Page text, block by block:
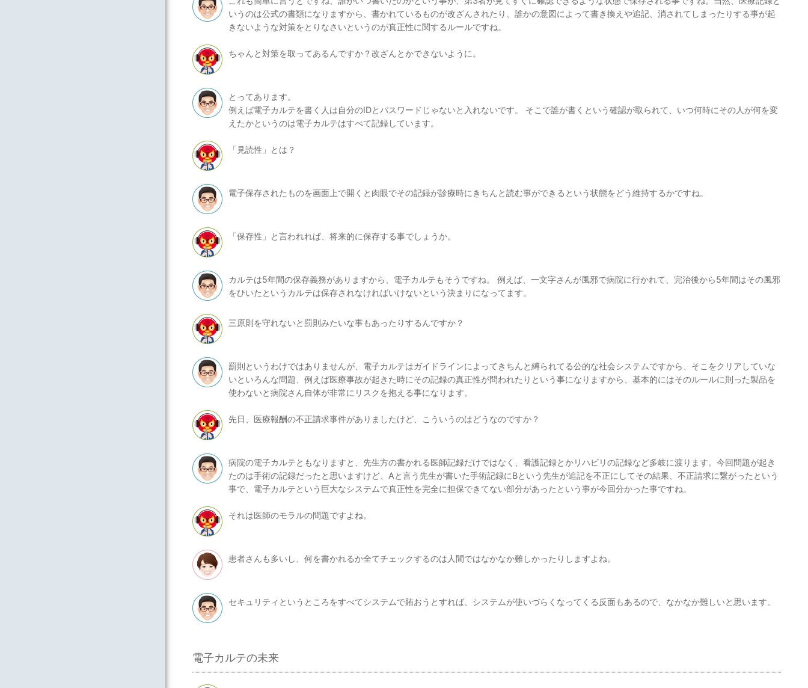
いうのは公式の書類になりますから、書かれているものが改ざんされたり、誰かの意図によって書き換えや追記、消されてしまったりする事が起
きないような対策をとりなさいというのが真正性に関するルールですね。
ちゃんと対策を取ってあるんですか？改ざんとかできないように。
とってあります。
例えば電子カルテを書く人は自分のIDとパスワードじゃないと入れないです。 そこで誰が書くという確認が取られて、いつ何時にその人が何を変
えたかというのは電子カルテはすべて記録しています。
「見読性」とは？
電子保存されたものを画面上で開くと肉眼でその記録が診療時にきちんと読む事ができるという状態をどう維持するかですね。
「保存性」と言われれば、将来的に保存する事でしょうか。
カルテは5年間の保存義務がありますから、電子カルテもそうですね。 例えば、一文字さんが風邪で病院に行かれて、完治後から5年間はその風邪
をひいたというカルテは保存されなければいけないという決まりになってます。
三原則を守れないと罰則みたいな事もあったりするんですか？
罰則というわけではありませんが、電子カルテはガイドラインによってきちんと縛られてる公的な社会システムですから、そこをクリアしていな
いといろんな問題、例えば医療事故が起きた時にその記録の真正性が問われたりという事になりますから、基本的にはそのルールに則った製品を
使わないと病院さん自体が非常にリスクを抱える事になります。
先日、医療報酬の不正請求事件がありましたけど、こういうのはどうなのですか？
病院の電子カルテともなりますと、先生方の書かれる医師記録だけではなく、看護記録とかリハビリの記録など多岐に渡ります。今回問題が起き
たのは手術の記録だったと思いますけど、Aと言う先生が書いた手術記録にBという先生が追記を不正にしてその結果、不正請求に繋がったという
事で、電子カルテという巨大なシステムで真正性を完全に担保できてない部分があったという事が今回分かった事ですね。
それは医師のモラルの問題ですよね。
患者さんも多いし、何を書かれるか全てチェックするのは人間ではなかなか難しかったりしますよね。
セキュリティというところをすべてシステムで賄おうとすれば、システムが使いづらくなってくる反面もあるので、なかなか難しいと思います。
電子カルテの未来